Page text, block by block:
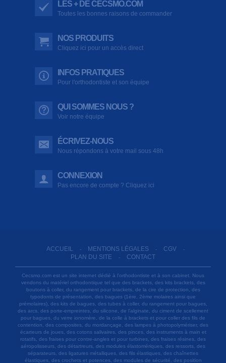
LES + DE CECSMO.COM
Toutes les bonnes raisons de commander
NOS PRODUITS
Cliquez ici pour un accès direct
INFOS PRATIQUES
Pour l'orthodontiste et son équipe
QUI SOMMES NOUS ?
Voir notre équipe
ÉCRIVEZ-NOUS
Nous répondons à votre mail sous 48h
CONNEXION
Pas encore de compte ? Cliquez ici
ACCUEIL - MENTIONS LÉGALES - CGV -
PLAN DU SITE - CONTACT
Cecsmo.com est un site internet dédié à l'orthodontiste et à son cabinet. Nous
vendons du matériel orthodontique tel que des brackets, des kits brackets, des
boutons à coller, du rangement pour brackets, de la cire de protection, des
typodonts de présentation, des bagues (1ère, 2ème molaires ainsi que
prémolaires), des kits de bagues, des tubes à coller, du rangement pour bagues,
des arcs, des porte-empreintes, du silicone, de l'alginate, du ciment de scellement
pour bagues, du verre ionomère, de la colle à brackets et pour coller des fils de
contention, des composites, du mordançage, des lampes à photopolymériser, des
écarteurs de joues, des cotons salivaires, des pinces, des instruments à main et
rotatifs, des fraises pour contre-angles et pour turbines, des fraises résines, des
aéropolisseurs, des détartreurs, des modules élastomériques, des ressorts, des
séparateurs, des ligatures métalliques, des fils élastiques, des chaînettes
élastiques, des crochets et potences, des modules de sécurité, des position